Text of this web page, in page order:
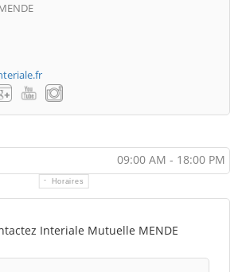
09:00 AM - 18:00 PM
Horaires
Interiale Mutuelle MENDE